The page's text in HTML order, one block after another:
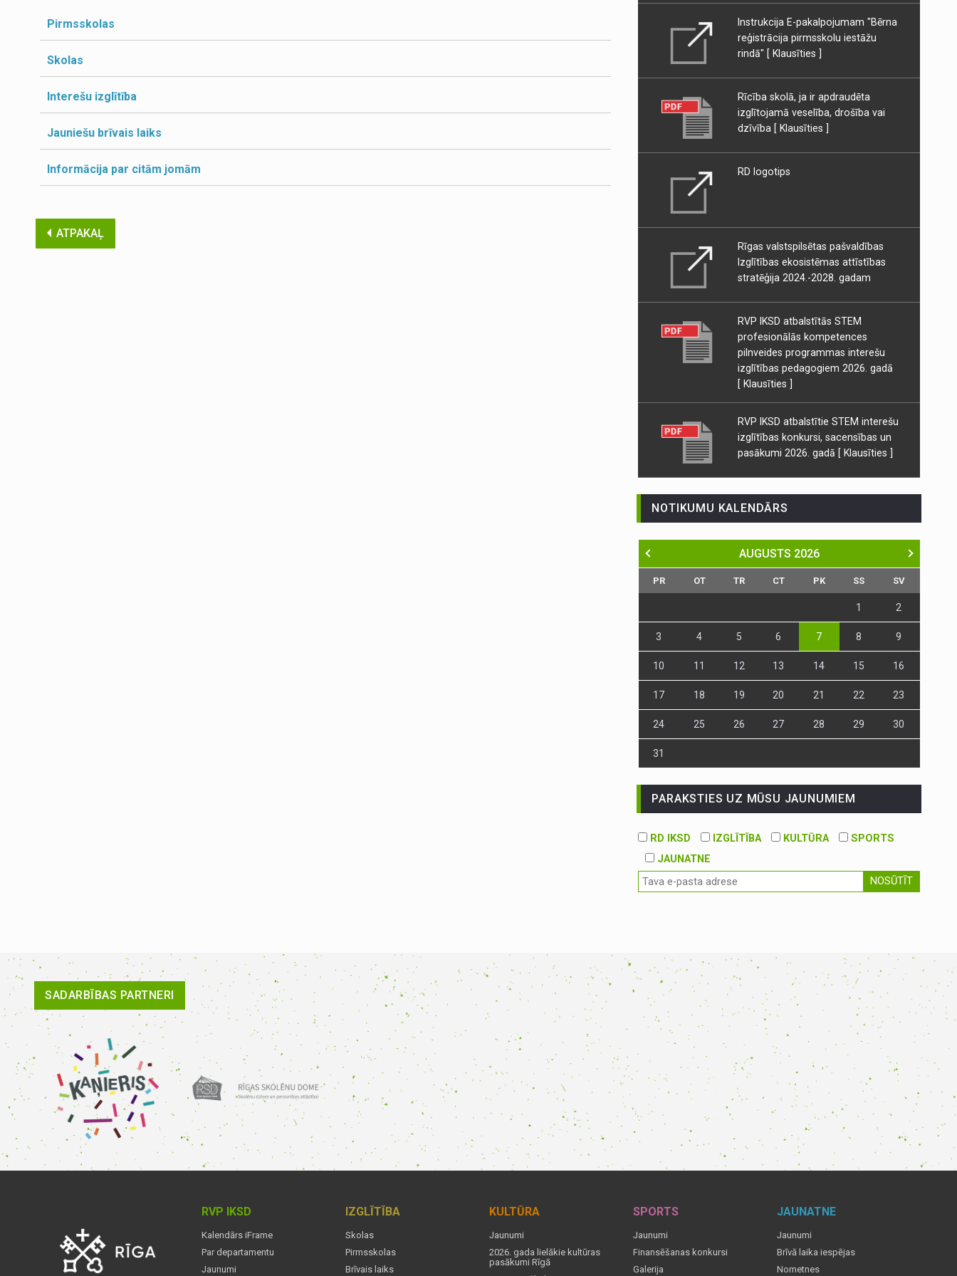
Pirmsskolas
Skolas
Interešu izglītība
Jauniešu brīvais laiks
Informācija par citām jomām
ATPAKAĻ
Instrukcija E-pakalpojumam "Bērna
reģistrācija pirmsskolu iestāžu
rindā" [ Klausīties ]
Rīcība skolā, ja ir apdraudēta
izglītojamā veselība, drošība vai
dzīvība [ Klausīties ]
RD logotips
Rīgas valstspilsētas pašvaldības
Izglītības ekosistēmas attīstības
stratēģija 2024.-2028. gadam
RVP IKSD atbalstītās STEM
profesionālās kompetences
pilnveides programmas interešu
izglītības pedagogiem 2026. gadā
[ Klausīties ]
RVP IKSD atbalstītie STEM interešu
izglītības konkursi, sacensības un
pasākumi 2026. gadā [ Klausīties ]
NOTIKUMU KALENDĀRS
AUGUSTS 2026
PR OT TR CT PK SS SV
1 2
3 4 5 6 7 8 9
10 11 12 13 14 15 16
17 18 19 20 21 22 23
24 25 26 27 28 29 30
31
PARAKSTIES UZ MŪSU JAUNUMIEM
RD IKSD IZGLĪTĪBA KULTŪRA
SPORTS
JAUNATNE
NOSŪTĪT
SADARBĪBAS PARTNERI
RVP IKSD
Kalendārs iFrame
Par departamentu
Jaunumi
IZGLĪTĪBA
Skolas
Pirmsskolas
Brīvais laiks
KULTŪRA
Jaunumi
2026. gada lielākie kultūras
pasākumi Rīgā
SPORTS
Jaunumi
Finansēšanas konkursi
Galerija
JAUNATNE
Jaunumi
Brīvā laika iespējas
Nometnes